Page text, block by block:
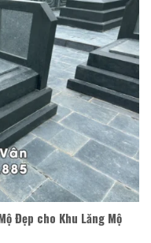
Đẹp cho Khu Lăng Mộ